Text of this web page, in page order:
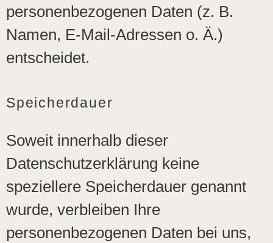
personenbezogenen Daten (z. B.
Namen, E-Mail-Adressen o. Ä.)
entscheidet.
Speicherdauer
Soweit innerhalb dieser
Datenschutzerklärung keine
speziellere Speicherdauer genannt
wurde, verbleiben Ihre
personenbezogenen Daten bei uns,